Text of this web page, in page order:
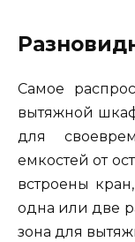
Самое
вытяжной
для
емкостей от
встроены
одна или две
зона для